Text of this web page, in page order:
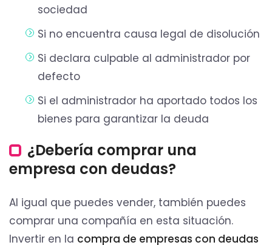
sociedad
Si no encuentra causa legal de disolución
Si declara culpable al administrador por
defecto
Si el administrador ha aportado todos los
bienes para garantizar la deuda
¿Debería comprar una
empresa con deudas?
Al igual que puedes vender, también puedes
comprar una compañía en esta situación.
Invertir en la compra de empresas con deudas